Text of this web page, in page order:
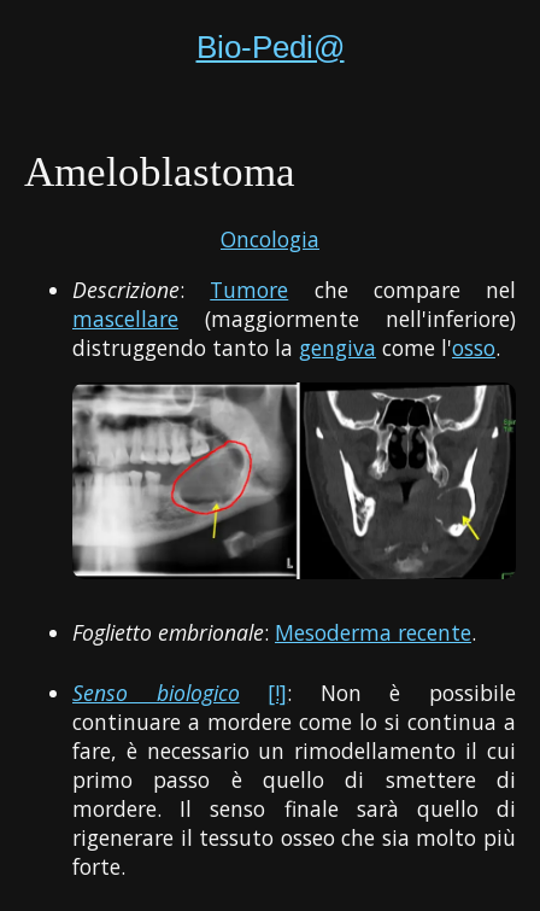
Bio-Pedi@
Ameloblastoma
Oncologia
Descrizione: Tumore che compare nel
mascellare (maggiormente nell'inferiore)
distruggendo tanto la gengiva come l'osso.
Foglietto embrionale: Mesoderma recente.
Senso biologico [!]: Non è possibile
continuare a mordere come lo si continua a
fare, è necessario un rimodellamento il cui
primo passo è quello di smettere di
mordere. Il senso finale sarà quello di
rigenerare il tessuto osseo che sia molto più
forte.